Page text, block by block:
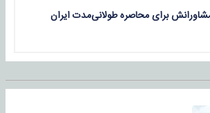
برای محاصره طولانی‌مدت ایران